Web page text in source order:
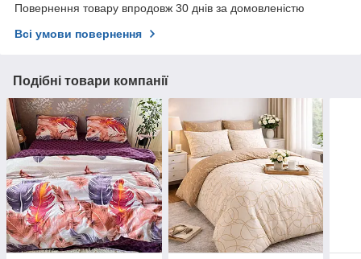
Повернення товару впродовж 30 днів за домовленістю
Всі умови повернення
Подібні товари компанії